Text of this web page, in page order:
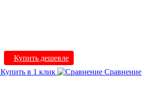
Купить дешевле
Купить в 1 клик
Сравнение